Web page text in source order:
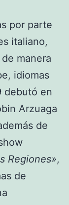
por parte
italiano,
manera
idiomas
debutó en
Arzuaga
de
Regiones»,
de